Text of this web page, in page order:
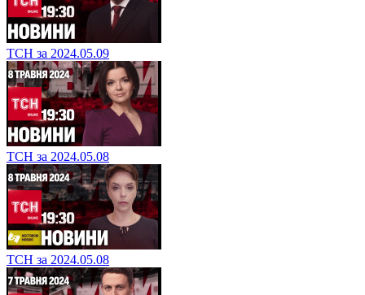
ТСН за 2024.05.09
ТСН за 2024.05.08
ТСН за 2024.05.08